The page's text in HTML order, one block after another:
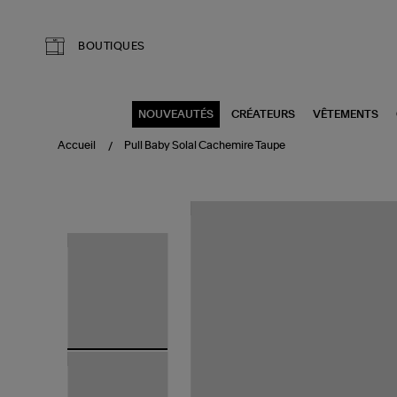
BOUTIQUES
NOUVEAUTÉS CRÉATEURS VÊTEMENTS
Accueil Pull Baby Solal Cachemire Taupe